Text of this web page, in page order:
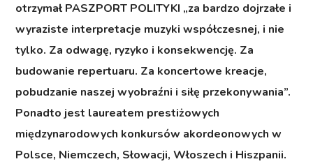
otrzymał PASZPORT POLITYKI „za bardzo dojrzałe i
wyraziste interpretacje muzyki współczesnej, i nie
tylko. Za odwagę, ryzyko i konsekwencję. Za
budowanie repertuaru. Za koncertowe kreacje,
pobudzanie naszej wyobraźni i siłę przekonywania”.
Ponadto jest laureatem prestiżowych
międzynarodowych konkursów akordeonowych w
Polsce, Niemczech, Słowacji, Włoszech i Hiszpanii.